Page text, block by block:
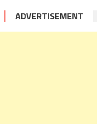
ADVERTISEMENT